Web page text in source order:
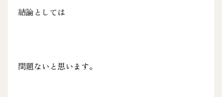
結論としては
問題ないと思います。